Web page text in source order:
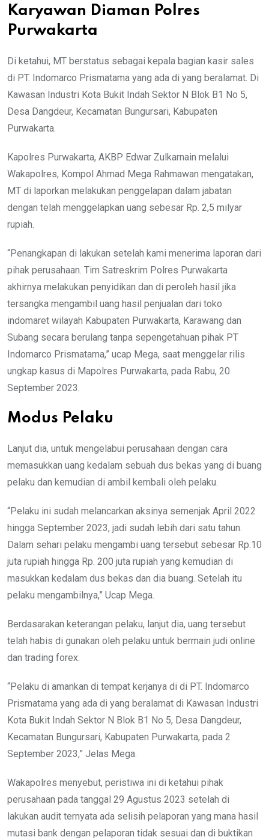
Karyawan Diaman Polres
Purwakarta
Di ketahui, MT berstatus sebagai kepala bagian kasir sales
di PT. Indomarco Prismatama yang ada di yang beralamat. Di
Kawasan Industri Kota Bukit Indah Sektor N Blok B1 No 5,
Desa Dangdeur, Kecamatan Bungursari, Kabupaten
Purwakarta.
Kapolres Purwakarta, AKBP Edwar Zulkarnain melalui
Wakapolres, Kompol Ahmad Mega Rahmawan mengatakan,
MT di laporkan melakukan penggelapan dalam jabatan
dengan telah menggelapkan uang sebesar Rp. 2,5 milyar
rupiah.
“Penangkapan di lakukan setelah kami menerima laporan dari
pihak perusahaan. Tim Satreskrim Polres Purwakarta
akhirnya melakukan penyidikan dan di peroleh hasil jika
tersangka mengambil uang hasil penjualan dari toko
indomaret wilayah Kabupaten Purwakarta, Karawang dan
Subang secara berulang tanpa sepengetahuan pihak PT
Indomarco Prismatama,” ucap Mega, saat menggelar rilis
ungkap kasus di Mapolres Purwakarta, pada Rabu, 20
September 2023.
Modus Pelaku
Lanjut dia, untuk mengelabui perusahaan dengan cara
memasukkan uang kedalam sebuah dus bekas yang di buang
pelaku dan kemudian di ambil kembali oleh pelaku.
“Pelaku ini sudah melancarkan aksinya semenjak April 2022
hingga September 2023, jadi sudah lebih dari satu tahun.
Dalam sehari pelaku mengambi uang tersebut sebesar Rp.10
juta rupiah hingga Rp. 200 juta rupiah yang kemudian di
masukkan kedalam dus bekas dan dia buang. Setelah itu
pelaku mengambilnya,” Ucap Mega.
Berdasarakan keterangan pelaku, lanjut dia, uang tersebut
telah habis di gunakan oleh pelaku untuk bermain judi online
dan trading forex.
“Pelaku di amankan di tempat kerjanya di di PT. Indomarco
Prismatama yang ada di yang beralamat di Kawasan Industri
Kota Bukit Indah Sektor N Blok B1 No 5, Desa Dangdeur,
Kecamatan Bungursari, Kabupaten Purwakarta, pada 2
September 2023,” Jelas Mega.
Wakapolres menyebut, peristiwa ini di ketahui pihak
perusahaan pada tanggal 29 Agustus 2023 setelah di
lakukan audit ternyata ada selisih pelaporan yang mana hasil
mutasi bank dengan pelaporan tidak sesuai dan di buktikan